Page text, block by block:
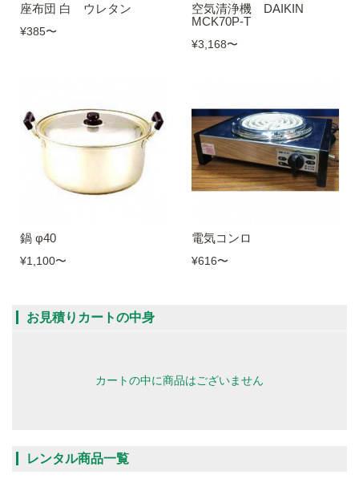
座布団 白 ウレタン
¥385〜
空気清浄機 DAIKIN
MCK70P-T
¥3,168〜
鍋 φ40
¥1,100〜
電気コンロ
¥616〜
お見積りカートの中身
カートの中に商品はございません
レンタル商品一覧